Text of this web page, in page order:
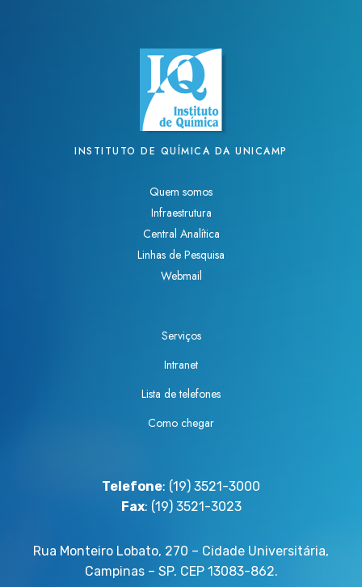
INSTITUTO DE QUÍMICA DA UNICAMP
Quem somos
Infraestrutura
Central Analítica
Linhas de Pesquisa
Webmail
Serviços
Intranet
Lista de telefones
Como chegar
Telefone: (19) 3521-3000
Fax: (19) 3521-3023
Rua Monteiro Lobato, 270 – Cidade Universitária,
Campinas – SP. CEP 13083-862.